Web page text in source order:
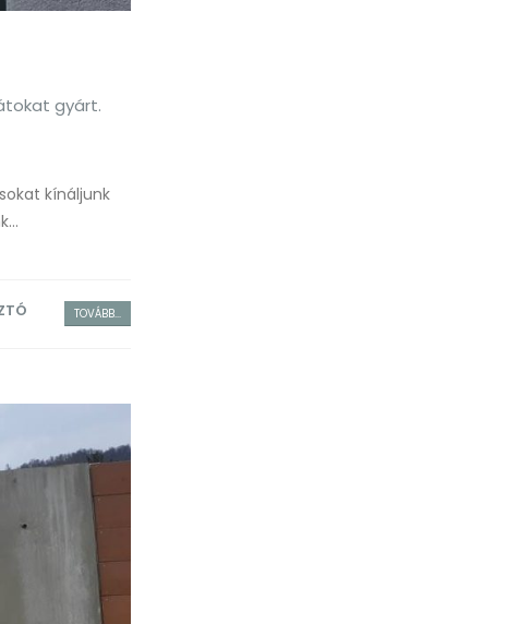
gyárt.
kínáljunk
TOVÁBB...